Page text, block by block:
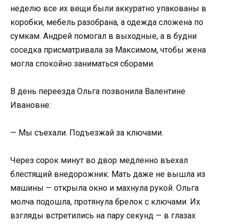
неделю все их вещи были аккуратно упакованы в
коробки, мебель разобрана, а одежда сложена по
сумкам. Андрей помогал в выходные, а в будни
соседка присматривала за Максимом, чтобы жена
могла спокойно заниматься сборами.
В день переезда Ольга позвонила Валентине
Ивановне:
— Мы съехали. Подъезжай за ключами.
Через сорок минут во двор медленно въехал
блестящий внедорожник. Мать даже не вышла из
машины — открыла окно и махнула рукой. Ольга
молча подошла, протянула брелок с ключами. Их
взгляды встретились на пару секунд — в глазах